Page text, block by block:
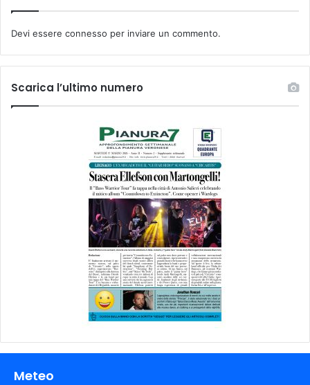
Devi essere connesso per inviare un commento.
Scarica l’ultimo numero
Meteo